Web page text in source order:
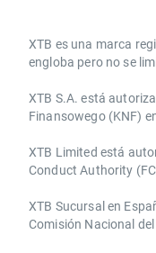
​​XTB es una marca
engloba pero no se
XTB S.A.​ está
Finansowego (KNF)
XTB Limited ​está
Conduct Authority
XTB Sucursal en
Comisión Nacional